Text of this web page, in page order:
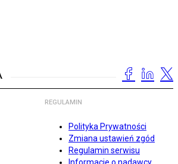
REGULAMIN
Polityka Prywatności
Zmiana ustawień zgód
Regulamin serwisu